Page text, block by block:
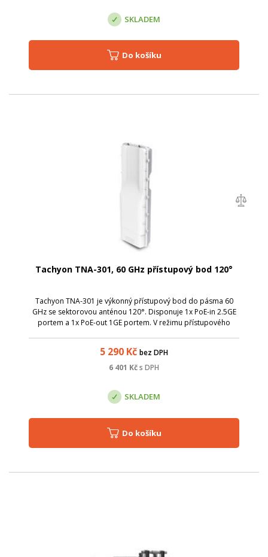
SKLADEM
Do košíku
Tachyon TNA-301, 60 GHz přístupový bod 120°
Tachyon TNA-301 je výkonný přístupový bod do pásma 60
GHz se sektorovou anténou 120°. Disponuje 1x PoE-in 2.5GE
portem a 1x PoE-out 1GE portem. V režimu přístupového
5 290 Kč bez DPH
6 401 Kčs DPH
SKLADEM
Do košíku